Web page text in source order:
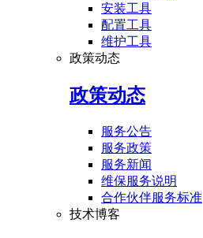
安装工具
配置工具
维护工具
政策动态
政策动态
服务公告
服务政策
服务新闻
维保服务说明
合作伙伴服务标准
技术博客